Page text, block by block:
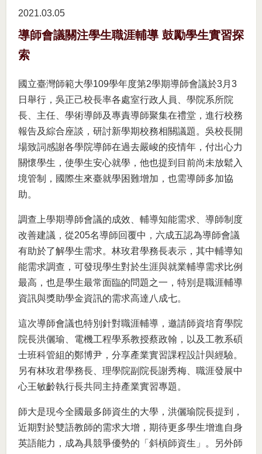
2021.03 05
導師會議關注學生職涯輔導 鼓勵學生實習探
索
國立臺灣師範大學109學年度第2學期導師會議於3月3
日舉行，吳正己校長率各處室行政人員、學院系所院
長、主任、學術導師及專責導師聚集在禮堂，進行校務
報告及綜合座談，研討新學期校務相關議題。吳校長開
場致詞感謝各學院導師在過去嚴峻的疫情年，付出心力
關懷學生，使學生安心就學，他也提到目前尚未放鬆入
境管制，國際生來臺就學困難增加，也需導師多加協
助。
調查上學期導師會議的成效、輔導知能需求、導師制度
改善建議，從205名導師回覆中，六成五認為導師會議
有助於了解學生需求。林玫君學務長表示，其中輔導知
能需求調查，可發現學生對於生涯與就業輔導需求比例
最高，也是學生最常面臨的問題之一，特別是職涯輔導
資訊與獎助學金資訊的需求高達八成七。
這次導師會議也特別針對職涯輔導，邀請師資培育學院
院長洪儷瑜、電機工程學系教授蔡政翰，以及工教系碩
士班科管組的鄭博尹，分享產業實習課程設計與經驗。
另有林玫君學務長、理學院副院長謝秀梅、職涯發展中
心王敏齡執行長共同主持產業實習專題。
師大是現今全國最多師資生的大學，洪儷瑜院長提到，
近期對於雙語教師的需求大增，期待更多學生增進自身
英語能力，成為具競爭優勢的「斜槓師資生」。另外師